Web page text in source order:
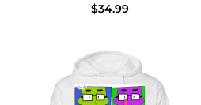
$34.99